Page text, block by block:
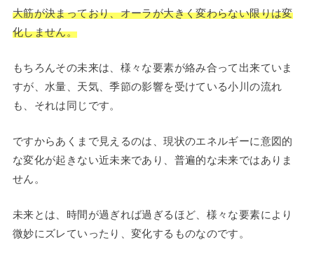
大筋が決まっており、オーラが大きく変わらない限りは変
化しません。
もちろんその未来は、様々な要素が絡み合って出来ていま
すが、水量、天気、季節の影響を受けている小川の流れ
も、それは同じです。
ですからあくまで見えるのは、現状のエネルギーに意図的
な変化が起きない近未来であり、普遍的な未来ではありま
せん。
未来とは、時間が過ぎれば過ぎるほど、様々な要素により
微妙にズレていったり、変化するものなのです。